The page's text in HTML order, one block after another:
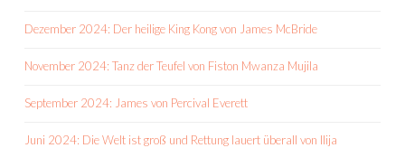
Dezember 2024: Der heilige King Kong von James McBride
November 2024: Tanz der Teufel von Fiston Mwanza Mujila
September 2024: James von Percival Everett
Juni 2024: Die Welt ist groß und Rettung lauert überall von Ilija